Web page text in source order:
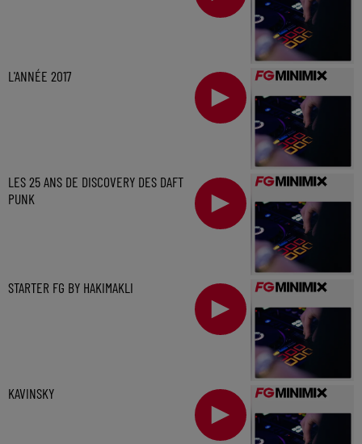
L'ANNÉE 2017
LES 25 ANS DE DISCOVERY DES DAFT
PUNK
STARTER FG BY HAKIMAKLI
KAVINSKY